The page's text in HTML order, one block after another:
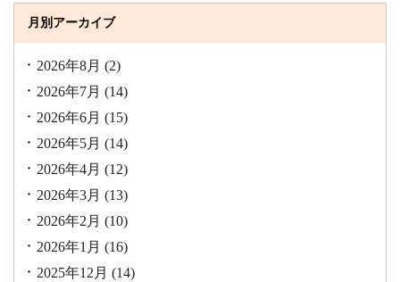
月別アーカイブ
2026年8月 (2)
2026年7月 (14)
2026年6月 (15)
2026年5月 (14)
2026年4月 (12)
2026年3月 (13)
2026年2月 (10)
2026年1月 (16)
2025年12月 (14)